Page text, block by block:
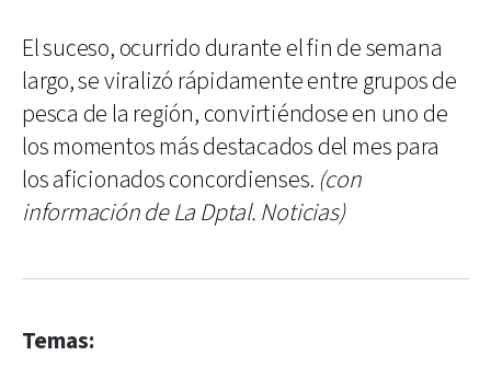
El suceso, ocurrido durante el fin de semana
largo, se viralizó rápidamente entre grupos de
pesca de la región, convirtiéndose en uno de
los momentos más destacados del mes para
los aficionados concordienses. (con
información de La Dptal. Noticias)
Temas: